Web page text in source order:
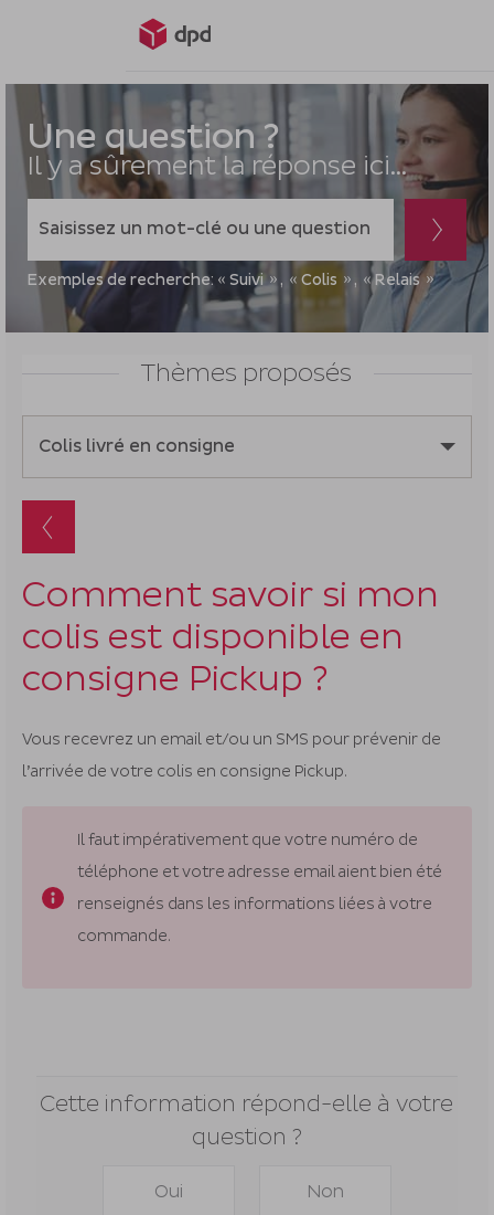
Vous
allez
être
redirigé
vers
détaillée
la
Une question ?
Il y a sûrement la réponse ici...
saisit
des
valeurs
la
de
recherche,
des
faciliter
la
Exemples de recherche: Suivi Colis Relais
Thèmes proposés
Colis livré en consigne
Comment savoir si mon
colis est disponible en
consigne Pickup ?
Vous recevrez un email et/ou un SMS pour prévenir de
l’arrivée de votre colis en consigne Pickup.
Il faut impérativement que votre numéro de
téléphone et votre adresse email aient bien été
renseignés dans les informations liées à votre
commande.
Cette information répond-elle à votre
question ?
Oui Non